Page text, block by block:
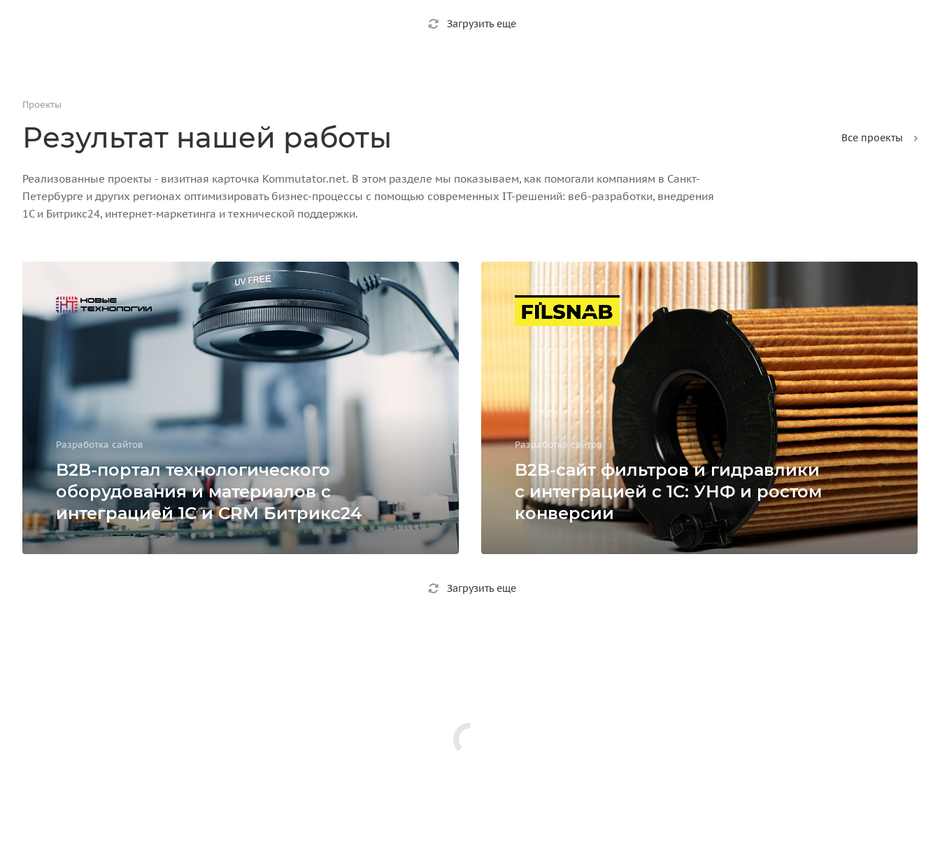
Загрузить еще
Проекты
Результат нашей работы Все проекты
Реализованные проекты - визитная карточка Kommutator.net. В этом разделе мы показываем, как помогали компаниям в Санкт-
Петербурге и других регионах оптимизировать бизнес-процессы с помощью современных IT-решений: веб-разработки, внедрения
1С и Битрикс24, интернет-маркетинга и технической поддержки.
Разработка сайтов
B2B-портал технологического
оборудования и материалов с
интеграцией 1С и CRM Битрикс24
Разработка сайтов
B2B-сайт фильтров и гидравлики
с интеграцией с 1С: УНФ и ростом
конверсии
Загрузить еще